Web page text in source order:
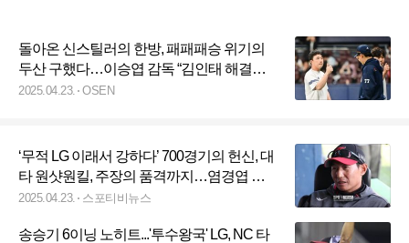
돌아온 신스틸러의 한방, 패패패승 위기의
두산 구했다…이승엽 감독 “김인태 해결사
능력 과시, 칭찬해” [오!쎈 고척]
2025.04.23. OSEN
‘무적 LG 이래서 강하다’ 700경기의 헌신, 대
타 원샷원킬, 주장의 품격까지…염경엽 감
독이 본 승리 원동력, 베테랑
2025.04.23. 스포티비뉴스
송승기 6이닝 노히트...'투수왕국' LG, NC 타